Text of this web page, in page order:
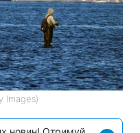
Images)